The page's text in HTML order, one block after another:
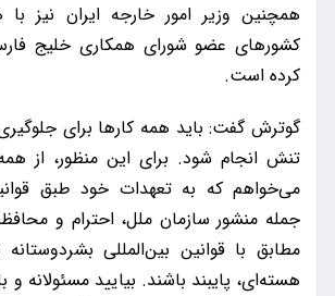
همچنین وزیر امور خارجه ایران نیز
کشورهای عضو شورای همکاری خلیج
کرده است.
گوترش گفت: باید همه کارها برای
تنش انجام شود. برای این منظور، از
می‌خواهم که به تعهدات خود طبق
جمله منشور سازمان ملل، احترام و
مطابق با قوانین بین‌المللی
هسته‌ای، پایبند باشند. بیایید مسئولانه و